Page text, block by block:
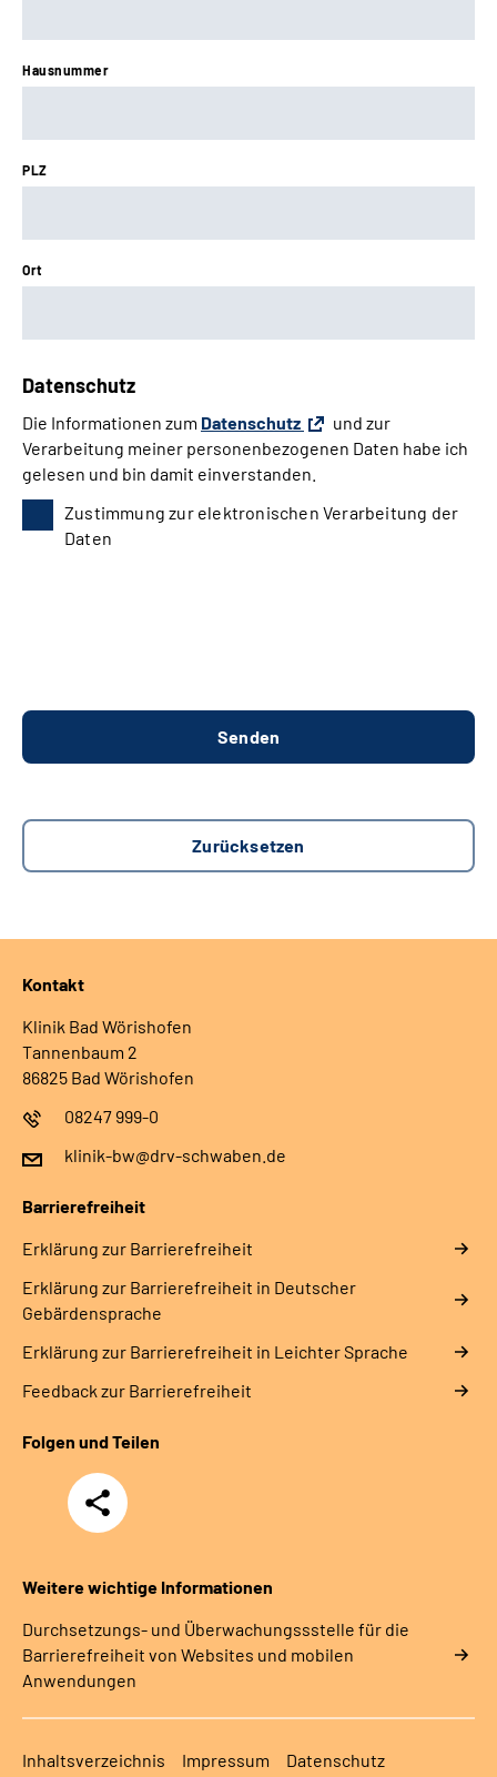
Hausnummer
PLZ
Ort
Datenschutz
Die Informationen zum Datenschutz
und zur
Verarbeitung meiner personenbezogenen Daten habe ich
gelesen und bin damit einverstanden.
Zustimmung zur elektronischen Verarbeitung der
Daten
Kontakt
Klinik Bad Wörishofen
Tannenbaum 2
86825 Bad Wörishofen
08247 999-0
klinik-bw@drv-schwaben.de
Barrierefreiheit
Erklärung zur Barrierefreiheit
Erklärung zur Barrierefreiheit in Deutscher
Gebärdensprache
Erklärung zur Barrierefreiheit in Leichter Sprache
Feedback zur Barrierefreiheit
Folgen und Teilen
Teilen
Weitere wichtige Informationen
Durchsetzungs- und Überwachungssstelle für die
Barrierefreiheit von Websites und mobilen
Anwendungen
Inhaltsverzeichnis Impressum Datenschutz